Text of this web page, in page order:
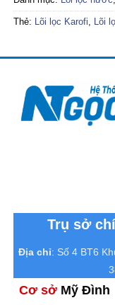
Thẻ: Lõi lọc Karofi Lõi
Trụ sở
Địa chỉ: Số 4 BT6
Cơ sở Mỹ Đình